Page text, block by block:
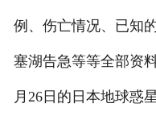
例、伤亡情况、已知
塞湖告急等等全部资
月26日的日本地球惑